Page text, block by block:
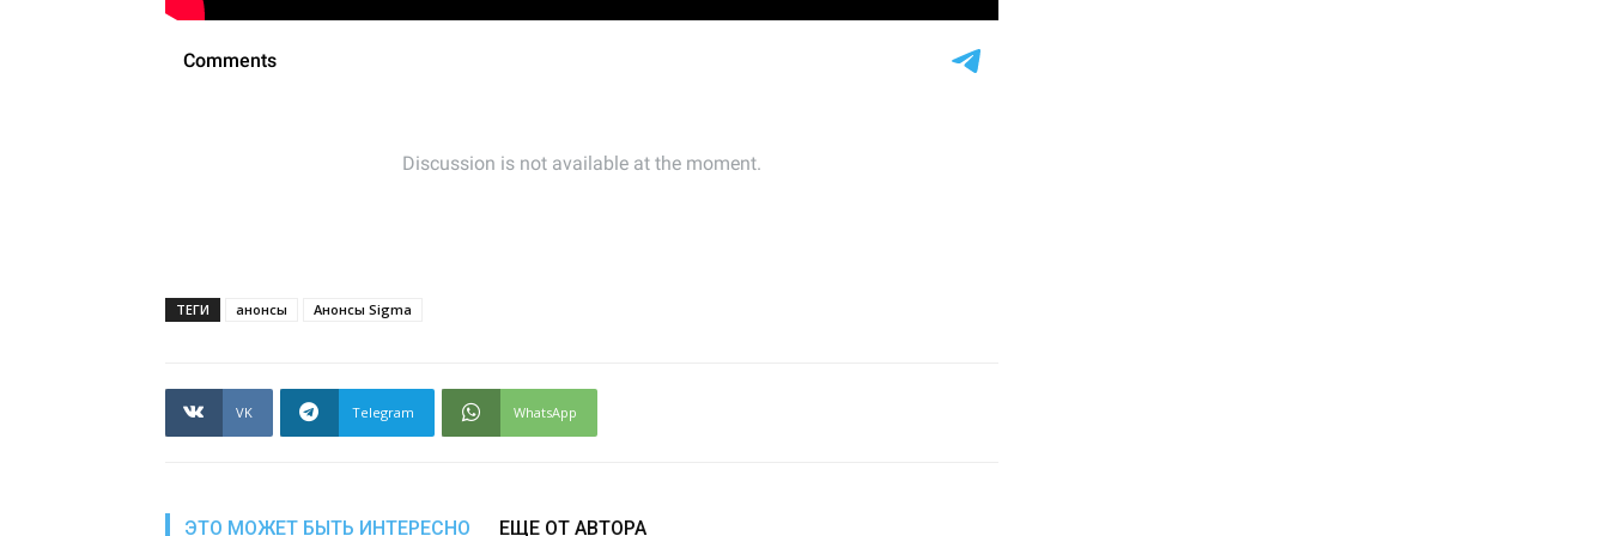
ТЕГИ анонсы Анонсы Sigma
VK Telegram WhatsApp
ЭТО МОЖЕТ БЫТЬ ИНТЕРЕСНО ЕЩЕ ОТ АВТОРА